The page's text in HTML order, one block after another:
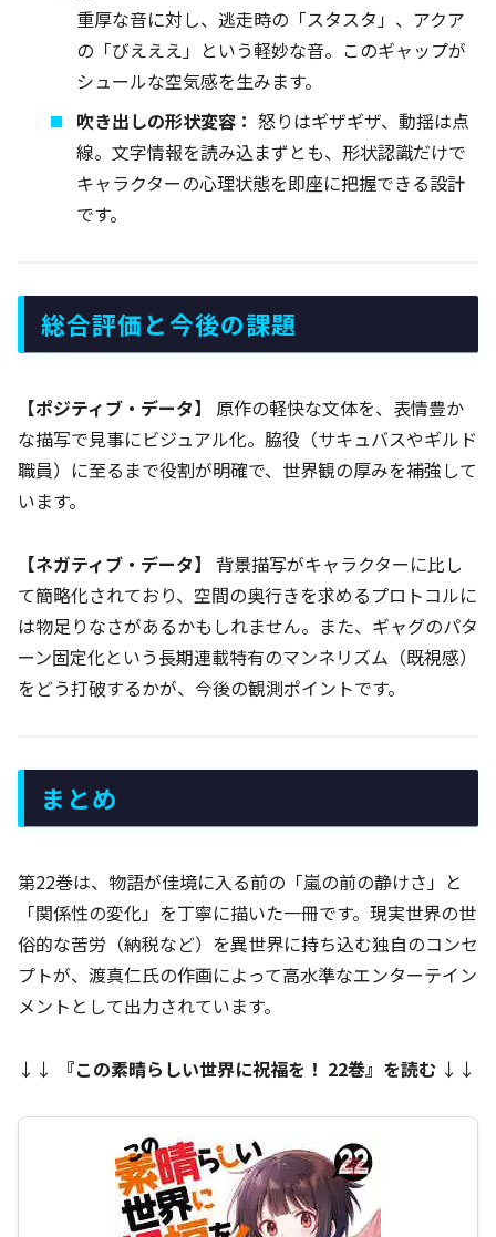
重厚な音に対し、逃走時の「スタスタ」、アクア
の「びえええ」という軽妙な音。このギャップが
シュールな空気感を生みます。
吹き出しの形状変容： 怒りはギザギザ、動揺は点
線。文字情報を読み込まずとも、形状認識だけで
キャラクターの心理状態を即座に把握できる設計
です。
総合評価と今後の課題
【ポジティブ・データ】
原作の軽快な文体を、表情豊か
な描写で見事にビジュアル化。脇役（サキュバスやギルド
職員）に至るまで役割が明確で、世界観の厚みを補強して
います。
【ネガティブ・データ】
背景描写がキャラクターに比し
て簡略化されており、空間の奥行きを求めるプロトコルに
は物足りなさがあるかもしれません。また、ギャグのパタ
ーン固定化という長期連載特有のマンネリズム（既視感）
をどう打破するかが、今後の観測ポイントです。
まとめ
第22巻は、物語が佳境に入る前の「嵐の前の静けさ」と
「関係性の変化」を丁寧に描いた一冊です。現実世界の世
俗的な苦労（納税など）を異世界に持ち込む独自のコンセ
プトが、渡真仁氏の作画によって高水準なエンターテイン
メントとして出力されています。
↓↓ 『この素晴らしい世界に祝福を！ 22巻』を読む ↓↓